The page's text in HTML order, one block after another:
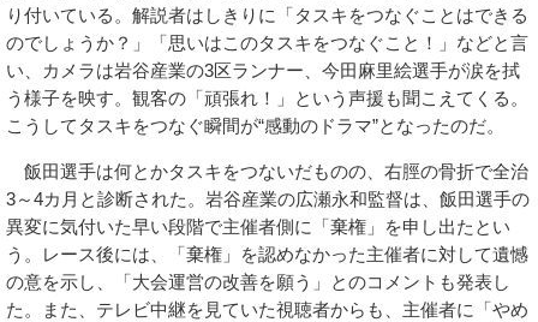
り付いている。解説者はしきりに「タスキをつなぐことはできる
のでしょうか？」「思いはこのタスキをつなぐこと！」などと言
い、カメラは岩谷産業の3区ランナー、今田麻里絵選手が涙を拭
う様子を映す。観客の「頑張れ！」という声援も聞こえてくる。
こうしてタスキをつなぐ瞬間が“感動のドラマ”となったのだ。
飯田選手は何とかタスキをつないだものの、右脛の骨折で全治
3～4カ月と診断された。岩谷産業の広瀬永和監督は、飯田選手の
異変に気付いた早い段階で主催者側に「棄権」を申し出たとい
う。レース後には、「棄権」を認めなかった主催者に対して遺憾
の意を示し、「大会運営の改善を願う」とのコメントも発表し
た。また、テレビ中継を見ていた視聴者からも、主催者に「やめ